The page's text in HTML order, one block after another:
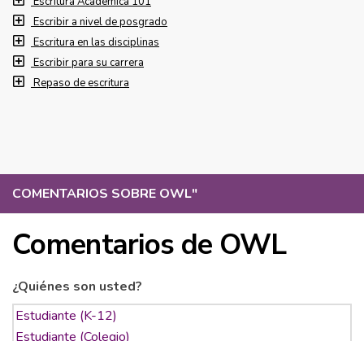
COMENTARIOS SOBRE OWL"
Comentarios de OWL
¿Quiénes son usted?
Escribir a nivel de posgrado
Escritura en las disciplinas
Escribir para su carrera
Repaso de escritura